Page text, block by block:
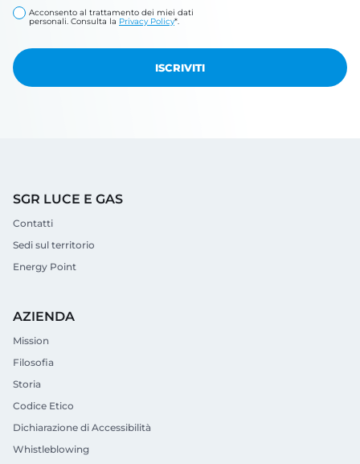
Acconsento al trattamento dei miei dati
personali. Consulta la Privacy Policy*.
SGR LUCE E GAS
Contatti
Sedi sul territorio
Energy Point
AZIENDA
Mission
Filosofia
Storia
Codice Etico
Dichiarazione di Accessibilità
Whistleblowing